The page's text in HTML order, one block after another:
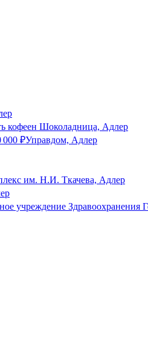
кофеен Шоколадница, Адлер
000 ₽Управдом, Адлер
им. Н.И. Ткачева, Адлер
учреждение